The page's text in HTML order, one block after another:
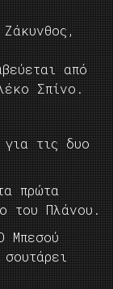
από
Σπίνο.
για τις δυο
πρώτα
του Πλάνου.
Μπεσού